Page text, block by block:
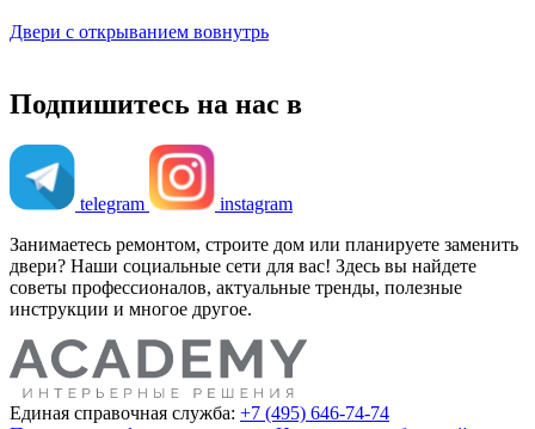
Двери с открыванием вовнутрь
Подпишитесь на нас в
telegram
instagram
Занимаетесь ремонтом, строите дом или планируете заменить
двери? Наши социальные сети для вас! Здесь вы найдете
советы профессионалов, актуальные тренды, полезные
инструкции и многое другое.
Единая справочная служба: +7 (495) 646-74-74